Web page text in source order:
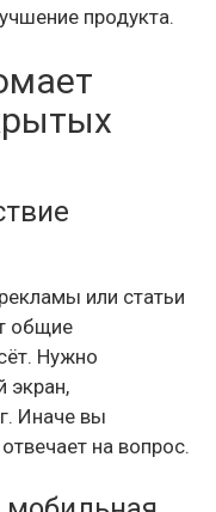
продукта.
или статьи
общие
Нужно
экран,
Иначе вы
на вопрос.